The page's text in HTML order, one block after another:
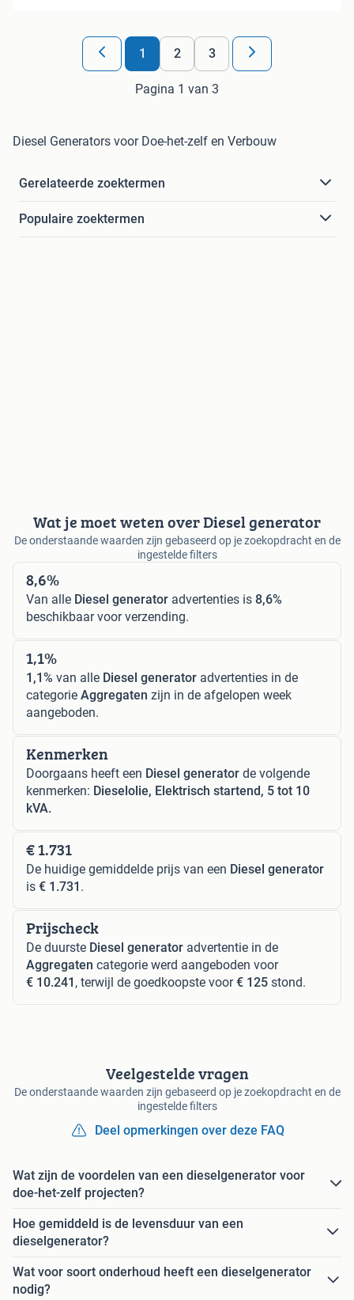
1 2 3
Pagina 1 van 3
Diesel Generators voor Doe-het-zelf en Verbouw
Gerelateerde zoektermen
Populaire zoektermen
Wat je moet weten over Diesel generator
De onderstaande waarden zijn gebaseerd op je zoekopdracht en de
ingestelde filters
8,6%
Van alle Diesel generator advertenties is 8,6%
beschikbaar voor verzending.
1,1%
1,1% van alle Diesel generator advertenties in de
categorie Aggregaten zijn in de afgelopen week
aangeboden.
Kenmerken
Doorgaans heeft een Diesel generator de volgende
kenmerken: Dieselolie, Elektrisch startend, 5 tot 10
kVA.
€ 1.731
De huidige gemiddelde prijs van een Diesel generator
is € 1.731 .
Prijscheck
De duurste Diesel generator advertentie in de
Aggregaten categorie werd aangeboden voor
€ 10.241 , terwijl de goedkoopste voor€ 125 stond.
Veelgestelde vragen
De onderstaande waarden zijn gebaseerd op je zoekopdracht en de
ingestelde filters
Deel opmerkingen over deze FAQ
Wat zijn de voordelen van een dieselgenerator voor
doe-het-zelf projecten?
Hoe gemiddeld is de levensduur van een
dieselgenerator?
Wat voor soort onderhoud heeft een dieselgenerator
nodig?